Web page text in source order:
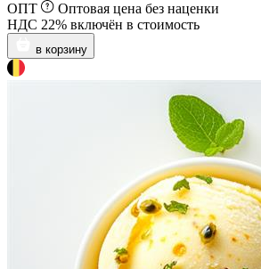
ОПТ
Оптовая цена без наценки
НДС 22% включён в стоимость
в корзину